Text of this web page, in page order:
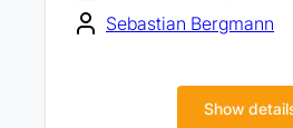
Sebastian Bergmann
Show